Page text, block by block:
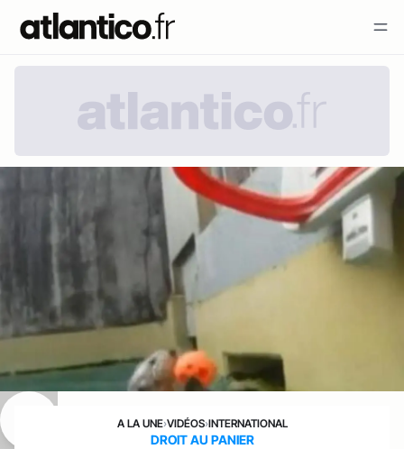
A LA UNE›VIDÉOS›INTERNATIONAL
DROIT AU PANIER